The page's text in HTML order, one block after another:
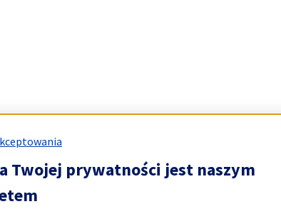
Twojej prywatności jest naszym